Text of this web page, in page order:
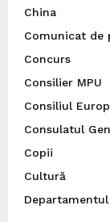
China
Comunicat de
Concurs
Consilier MPU
Consiliul
Consulatul
Copii
Cultură